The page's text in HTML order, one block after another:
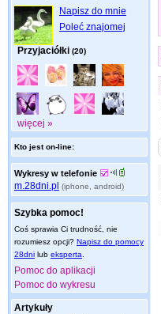
Napisz do mnie
Poleć znajomej
Przyjaciółki (20)
więcej »
Kto jest on-line:
Wykresy w telefonie
m.28dni.pl (iphone, android)
Szybka pomoc!
Coś sprawia Ci trudność, nie
rozumiesz opcji? Napisz do pomocy
28dni lub eksperta
Pomoc do aplikacji
Pomoc do wykresu
Artykuły